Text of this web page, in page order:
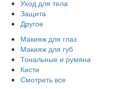
Уход для тела
Защита
Другое
Макияж для глаз
Макияж для губ
Тональные и румяна
Кисти
Смотреть все